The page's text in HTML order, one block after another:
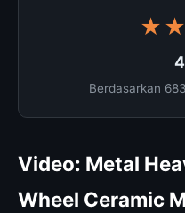
Berdasarkan
Video: Metal
Wheel Ceramic